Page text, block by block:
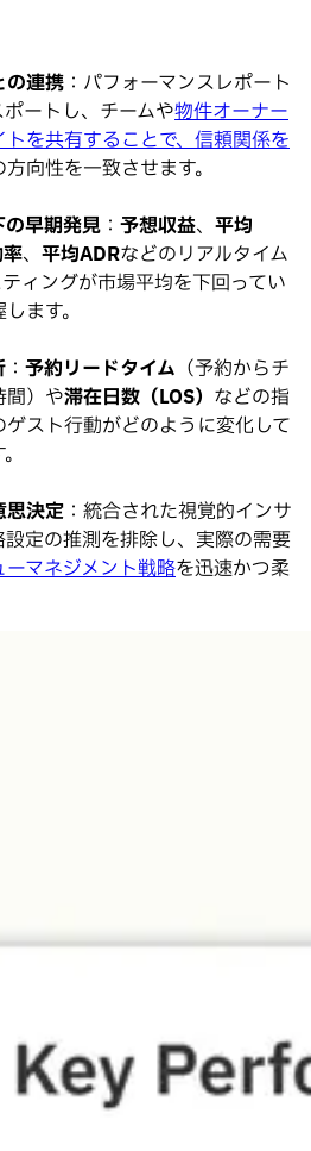
の連携 ：パフォーマンスレポート
ートし、チームや物件オーナー
を共有することで、信頼関係を
向性を一致させます。
早期発見 ： 予想収益、 平均
、 平均ADRなどのリアルタイム
ィングが市場平均を下回ってい
ます。
： 予約リードタイム （予約からチ
間）や滞在日数（LOS） などの指
スト行動がどのように変化して
思決定 ：統合された視覚的インサ
定の推測を排除し、実際の需要
ーマネジメント戦略を迅速かつ柔